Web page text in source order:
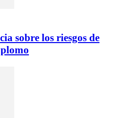
sobre los riesgos de